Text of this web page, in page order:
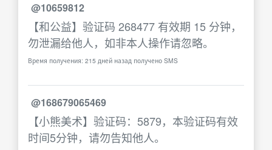
@10659812
【和公益】验证码 268477 有效期 15 分钟，
勿泄漏给他人，如非本人操作请忽略。
Время получения: 215 дней назад получено SMS
@168679065469
【小熊美术】验证码：5879，本验证码有效
时间5分钟，请勿告知他人。